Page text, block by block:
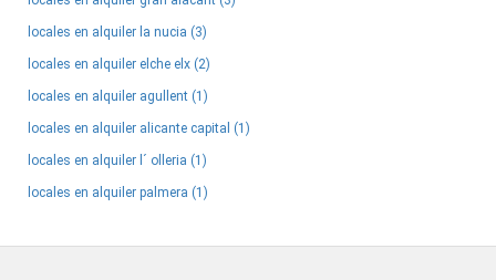
locales en alquiler la nucia (3)
locales en alquiler elche elx (2)
locales en alquiler agullent (1)
locales en alquiler alicante capital (1)
locales en alquiler l´ olleria (1)
locales en alquiler palmera (1)